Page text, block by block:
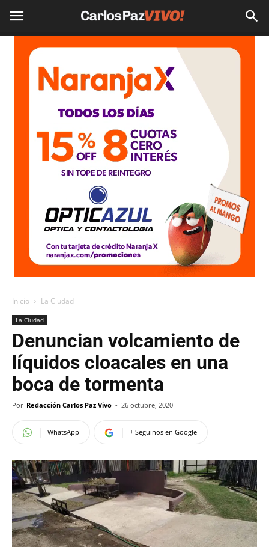
Inicio La Ciudad
La Ciudad
Denuncian volcamiento de
líquidos cloacales en una
boca de tormenta
Por Redacción Carlos Paz Vivo - 26 octubre, 2020
WhatsApp + Seguinos en Google